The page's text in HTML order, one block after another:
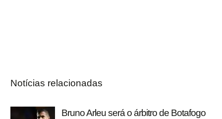
Notícias relacionadas
Bruno Arleu será o árbitro de Botafogo